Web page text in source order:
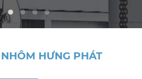
NHÔM HƯNG PHÁT